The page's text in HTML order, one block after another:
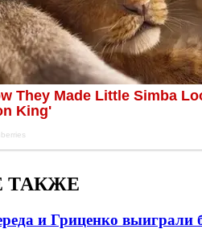
ТАКЖЕ
и Гриценко выиграли